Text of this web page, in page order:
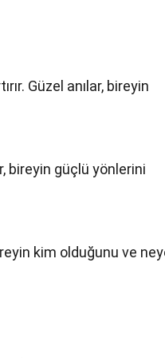
Güzel anılar, bireyin
bireyin güçlü yönlerini
kim olduğunu ve